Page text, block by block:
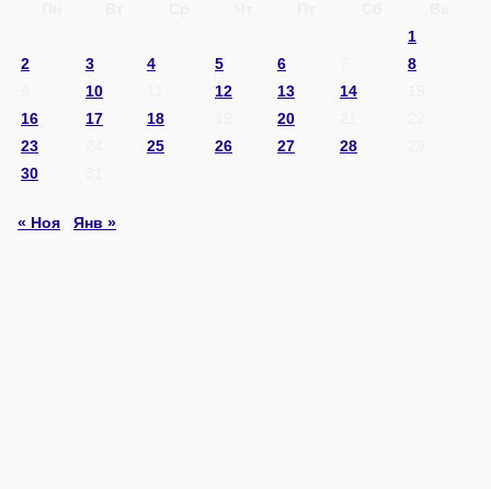
1
2
3 4 5 6
8
10 12 13 14
16
17 18 20
23
25 26 27 28
30
« Ноя Янв »